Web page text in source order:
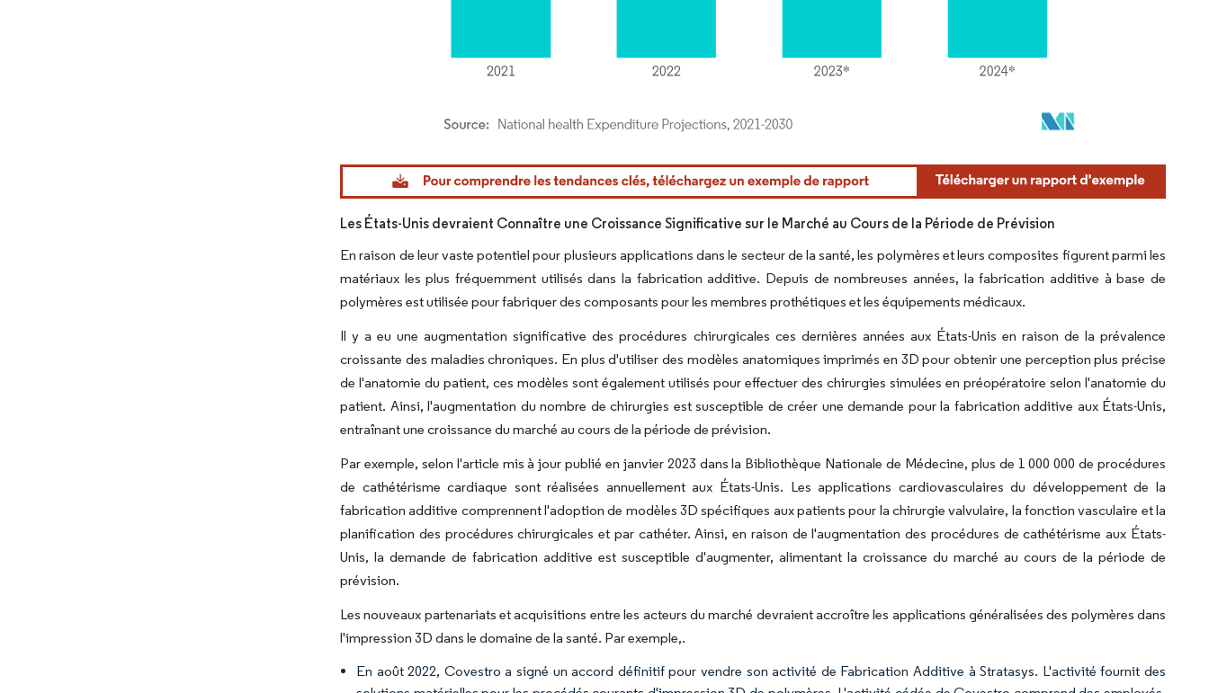
Image © Mordor Intelligence. La réutilisation nécessite une attribution sous CC BY 4.0.
Les États-Unis devraient Connaître une Croissance Significative sur le Marché au Cours de la Période de Prévision
En raison de leur vaste potentiel pour plusieurs applications dans le secteur de la santé, les polymères et leurs composites figurent parmi les
matériaux les plus fréquemment utilisés dans la fabrication additive. Depuis de nombreuses années, la fabrication additive à base de
polymères est utilisée pour fabriquer des composants pour les membres prothétiques et les équipements médicaux.
Il y a eu une augmentation significative des procédures chirurgicales ces dernières années aux États-Unis en raison de la prévalence
croissante des maladies chroniques. En plus d'utiliser des modèles anatomiques imprimés en 3D pour obtenir une perception plus précise
de l'anatomie du patient, ces modèles sont également utilisés pour effectuer des chirurgies simulées en préopératoire selon l'anatomie du
patient. Ainsi, l'augmentation du nombre de chirurgies est susceptible de créer une demande pour la fabrication additive aux États-Unis,
entraînant une croissance du marché au cours de la période de prévision.
Par exemple, selon l'article mis à jour publié en janvier 2023 dans la Bibliothèque Nationale de Médecine, plus de 1 000 000 de procédures
de cathétérisme cardiaque sont réalisées annuellement aux États-Unis. Les applications cardiovasculaires du développement de la
fabrication additive comprennent l'adoption de modèles 3D spécifiques aux patients pour la chirurgie valvulaire, la fonction vasculaire et la
planification des procédures chirurgicales et par cathéter. Ainsi, en raison de l'augmentation des procédures de cathétérisme aux États-
Unis, la demande de fabrication additive est susceptible d'augmenter, alimentant la croissance du marché au cours de la période de
prévision.
Les nouveaux partenariats et acquisitions entre les acteurs du marché devraient accroître les applications généralisées des polymères dans
l'impression 3D dans le domaine de la santé. Par exemple,.
En août 2022, Covestro a signé un accord définitif pour vendre son activité de Fabrication Additive à Stratasys. L'activité fournit des